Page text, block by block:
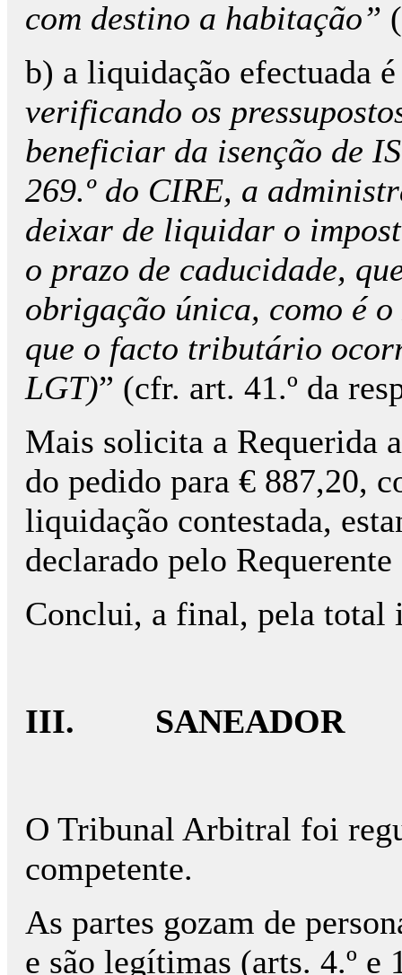
com destino a habitação”
b) a liquidação efectuada
verificando os
beneficiar da isenção de
269.º do CIRE, a
deixar de liquidar o
o prazo de caducidade,
obrigação única, como é
que o facto tributário
LGT)” (cfr. art. 41.º da
Mais solicita a Requerida
do pedido para € 887,20,
liquidação contestada,
declarado pelo
Conclui, a final, pela total
III. SANEADOR
O Tribunal Arbitral foi
competente.
As partes gozam de
e são legítimas (arts. 4.º e